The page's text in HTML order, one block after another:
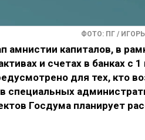
ФОТО: ПГ /
амнистии капиталов, в
и счетах в банках с
для тех, кто
специальных
Госдума планирует